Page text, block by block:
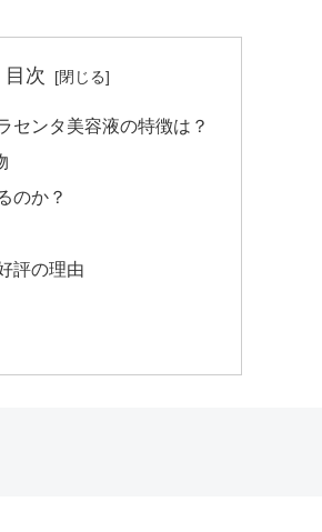
目次
センタ美容液の特徴は？
のか？
評の理由